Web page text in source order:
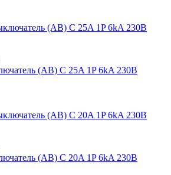
(АВ) C 25A 1P 6kA 230В
(АВ) C 20A 1P 6kA 230В